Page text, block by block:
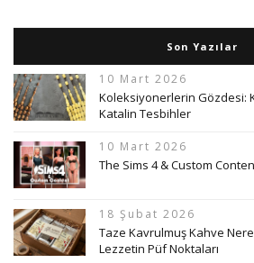
Son Yazılar
10 Mart 2026
Koleksiyonerlerin Gözdesi:
Katalin Tesbihler
10 Mart 2026
The Sims 4 & Custom
18 Şubat 2026
Taze Kavrulmuş Kahve
Lezzetin Püf Noktaları